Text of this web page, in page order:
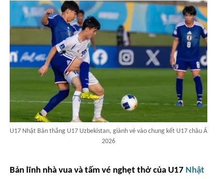
U17 Nhật Bản thắng U17 Uzbekistan, giành vé vào chung kết U17 châu Á
2026
Bản lĩnh nhà vua và tấm vé nghẹt thở của U17 Nhật